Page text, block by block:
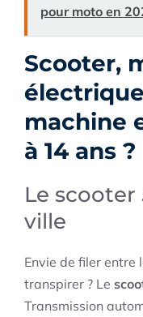
pour moto en
Scooter,
machine
à 14 ans ?
Le scooter
ville
Envie de filer entre
transpirer ? Le
Transmission